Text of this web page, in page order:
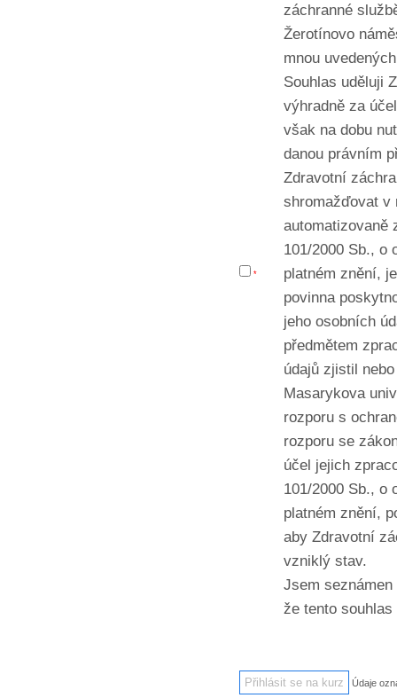
*
záchranné
Žerotínovo
mnou
Souhlas uděluji
výhradně za
však na dobu
danou právním
Zdravotní
shromažďovat v
automatizovaně
101/2000 Sb., o
platném znění,
povinna
jeho osobních
předmětem
údajů zjistil
Masarykova
rozporu s
rozporu se
účel jejich
101/2000 Sb., o
platném znění,
aby Zdravotní
vzniklý stav.
Jsem
že tento
Údaje